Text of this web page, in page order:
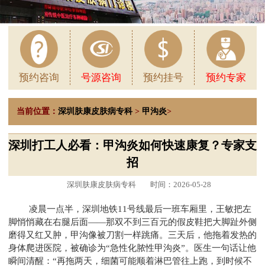
预约咨询 号源咨询 预约挂号 预约专家
当前位置： 深圳肤康皮肤病专科 > 甲沟炎>
深圳打工人必看：甲沟炎如何快速康复？专家支
招
深圳肤康皮肤病专科 时间：2026-05-28
凌晨一点半，深圳地铁11号线最后一班车厢里，王敏把左
脚悄悄藏在右腿后面——那双不到三百元的假皮鞋把大脚趾外侧
磨得又红又肿，甲沟像被刀割一样跳痛。三天后，他拖着发热的
身体爬进医院，被确诊为“急性化脓性甲沟炎”。医生一句话让他
瞬间清醒：“再拖两天，细菌可能顺着淋巴管往上跑，到时候不